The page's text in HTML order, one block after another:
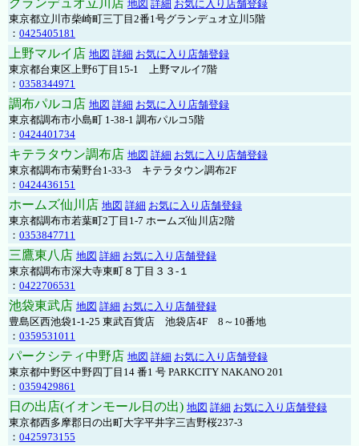
グランデュオ立川店 地図 詳細 お気に入り店舗登録
東京都立川市柴崎町三丁目2番1号グランデュオ立川5階
： 0425405181
上野マルイ店 地図 詳細 お気に入り店舗登録
東京都台東区上野6丁目15-1 上野マルイ7階
： 0358344971
調布パルコ店 地図 詳細 お気に入り店舗登録
東京都調布市小島町 1-38-1 調布パルコ5階
： 0424401734
キテラタウン調布店 地図 詳細 お気に入り店舗登録
東京都調布市菊野台1-33-3 キテラタウン調布2F
： 0424436151
ホームズ仙川店 地図 詳細 お気に入り店舗登録
東京都調布市若葉町2丁目1-7 ホームズ仙川店2階
： 0353847711
三鷹東八店 地図 詳細 お気に入り店舗登録
東京都調布市深大寺東町８丁目３３-１
： 0422706531
池袋東武店 地図 詳細 お気に入り店舗登録
豊島区西池袋1-1-25 東武百貨店 池袋店4F 8～10番地
： 0359531011
パークシティ中野店 地図 詳細 お気に入り店舗登録
東京都中野区中野四丁目14 番1 号 PARKCITY NAKANO 201
： 0359429861
日の出店(イオンモール日の出) 地図 詳細 お気に入り店舗登録
東京都西多摩郡日の出町大字平井字三吉野桜237-3
： 0425973155